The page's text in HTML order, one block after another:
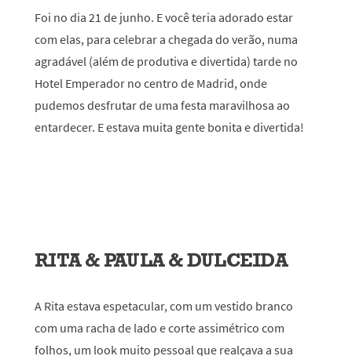
Foi no dia 21 de junho. E você teria adorado estar
com elas, para celebrar a chegada do verão, numa
agradável (além de produtiva e divertida) tarde no
Hotel Emperador no centro de Madrid, onde
pudemos desfrutar de uma festa maravilhosa ao
entardecer. E estava muita gente bonita e divertida!
RITA & PAULA & DULCEIDA
A Rita estava espetacular, com um vestido branco
com uma racha de lado e corte assimétrico com
folhos, um look muito pessoal que realçava a sua